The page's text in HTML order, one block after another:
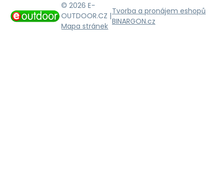
© 2026 E-
OUTDOOR.CZ |
Mapa stránek
Tvorba a pronájem eshopů
BINARGON.cz